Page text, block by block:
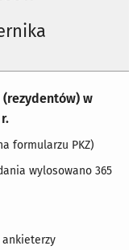
w
formularzu PKZ)
wylosowano 365
ankieterzy